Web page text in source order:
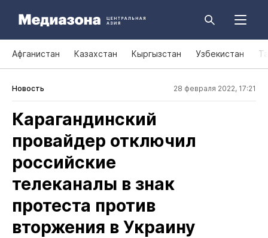
Афганистан Казахстан Кыргызстан Узбекистан
Новость 28 февраля 2022, 17:21
Карагандинский
провайдер отключил
российские
телеканалы в знак
протеста против
вторжения в Украину